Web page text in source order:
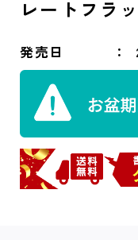
レートフラ
発売日